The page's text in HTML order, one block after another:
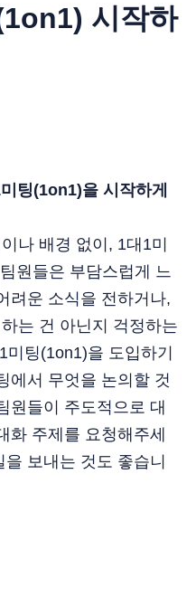
시작하
팅(1on1)을 시작하게
나 배경 없이, 1대1미
원들은 부담스럽게 느
려운 소식을 전하거나,
는 건 아닌지 걱정하는
미팅(1on1)을 도입하기
에서 무엇을 논의할 것
원들이 주도적으로 대
화 주제를 요청해주세
보내는 것도 좋습니